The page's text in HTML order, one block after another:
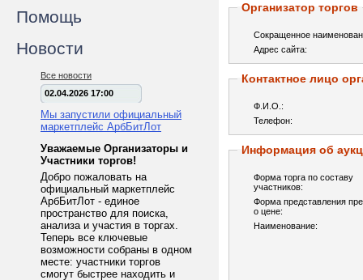
Помощь
Новости
Все новости
02.04.2026 17:00
Мы запустили официальный
маркетплейс АрбБитЛот
Уважаемые Организаторы и
Участники торгов!
Добро пожаловать на
официальный маркетплейс
АрбБитЛот - единое
пространство для поиска,
анализа и участия в торгах.
Теперь все ключевые
возможности собраны в одном
месте: участники торгов
смогут быстрее находить и
Организатор торгов
Сокращенное
Адрес сайта:
Контактное лицо
Ф.И.О.:
Телефон:
Информация об
Форма торга по составу
участников:
Форма представления
о цене:
Наименование: